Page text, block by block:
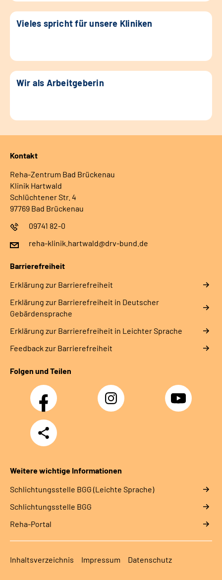
Vieles spricht für unsere Kliniken
Wir als Arbeitgeberin
Kontakt
Reha-Zentrum Bad Brückenau
Klinik Hartwald
Schlüchtener Str. 4
97769 Bad Brückenau
09741 82-0
reha-klinik.hartwald@drv-bund.de
Barrierefreiheit
Erklärung zur Barrierefreiheit
Erklärung zur Barrierefreiheit in Deutscher
Gebärdensprache
Erklärung zur Barrierefreiheit in Leichter Sprache
Feedback zur Barrierefreiheit
Folgen und Teilen
Facebook Instagram YouTube
Teilen
Weitere wichtige Informationen
Schlich­tungs­stel­le BGG (Leichte Sprache)
Schlich­tungs­stel­le BGG
Reha-Portal
Inhaltsverzeichnis Impressum Datenschutz